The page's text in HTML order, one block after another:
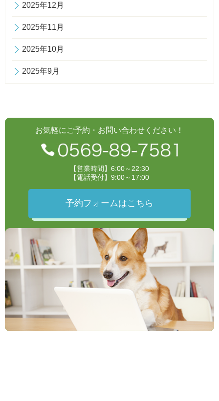
2025年12月
2025年11月
2025年10月
2025年9月
お気軽にご予約・お問い合わせください！
【営業時間】6:00～22:30
【電話受付】9:00～17:00
予約フォームはこちら